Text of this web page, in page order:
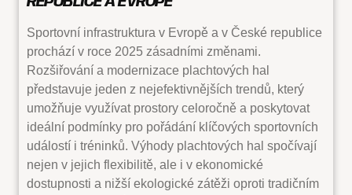
Sportovní infrastruktura v Evropě a v České republice
prochází v roce 2025 zásadními změnami.
Rozšiřování a modernizace plachtových hal
představuje jeden z nejefektivnějších trendů, který
umožňuje využívat prostory celoročně a poskytovat
ideální podmínky pro pořádání klíčových sportovních
událostí i tréninků. Výhody plachtových hal spočívají
nejen v jejich flexibilitě, ale i v ekonomické
dostupnosti a nižší ekologické zátěži oproti tradičním